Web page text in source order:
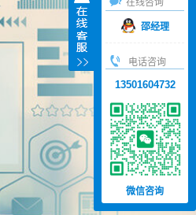
在线咨询
邵经理
电话咨询
13501604732
微信咨询